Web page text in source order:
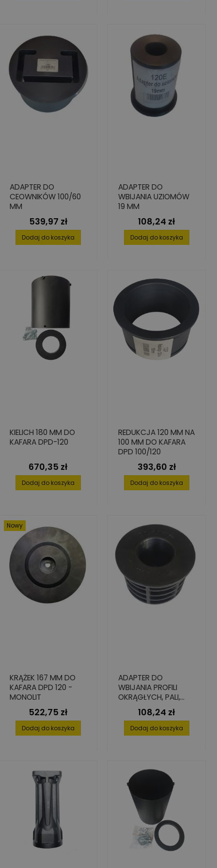
ADAPTER DO
CEOWNIKÓW 100/60
MM
Cena
539,97 zł
Dodaj do koszyka
ADAPTER DO
WBIJANIA UZIOMÓW
19 MM
Cena
108,24 zł
Dodaj do koszyka
KIELICH 180 MM DO
KAFARA DPD-120
Cena
670,35 zł
Dodaj do koszyka
REDUKCJA 120 MM NA
100 MM DO KAFARA
DPD 100/120
Cena
393,60 zł
Dodaj do koszyka
Nowy
KRĄŻEK 167 MM DO
KAFARA DPD 120 -
MONOLIT
Cena
522,75 zł
Dodaj do koszyka
ADAPTER DO
WBIJANIA PROFILI
OKRĄGŁYCH, PALI,
SŁUPKÓW 20-45 MM
DO KAFARA DPD-100
Cena
108,24 zł
Dodaj do koszyka